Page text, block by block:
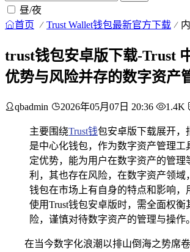
昼/夜
首页 Trust Wallet钱包最新官方下载
trust钱包安卓版下载-Trust
优势与风险并存的数字资产
qbadmin 2026年05月07日 20:36 1.4K
主要围绕Trust钱包安卓版下载展开，
是中心化钱包，作为数字资产管理工
定优势，能为用户在数字资产的管理
利，其也存在风险，在数字资产领域
钱包在市场上有自身的特点和影响，
使用Trust钱包安卓版时，需全面权衡
险，谨慎对待数字资产的管理与操作。
在当今数字化浪潮以排山倒海之势席